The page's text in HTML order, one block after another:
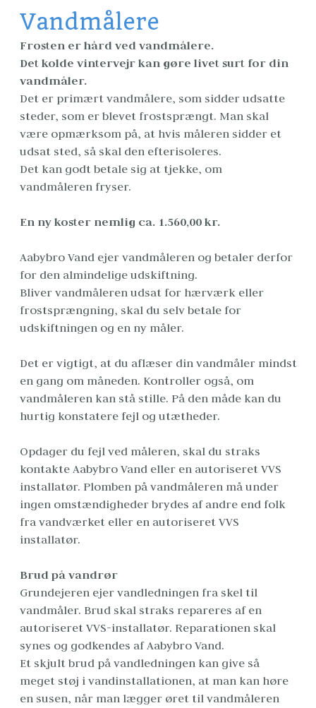
Vandmålere
Frosten er hård ved vandmålere.
Det kolde vintervejr kan gøre livet surt for din
vandmåler.
Det er primært vandmålere, som sidder udsatte
steder, som er blevet frostsprængt. Man skal
være opmærksom på, at hvis måleren sidder et
udsat sted, så skal den efterisoleres.
Det kan godt betale sig at tjekke, om
vandmåleren fryser.
En ny koster nemlig ca. 1.560,00 kr.
Aabybro Vand ejer vandmåleren og betaler derfor
for den almindelige udskiftning.
Bliver vandmåleren udsat for hærværk eller
frostsprængning, skal du selv betale for
udskiftningen og en ny måler.
Det er vigtigt, at du aflæser din vandmåler mindst
en gang om måneden. Kontroller også, om
vandmåleren kan stå stille. På den måde kan du
hurtig konstatere fejl og utætheder.
Opdager du fejl ved måleren, skal du straks
kontakte Aabybro Vand eller en autoriseret VVS
installatør. Plomben på vandmåleren må under
ingen omstændigheder brydes af andre end folk
fra vandværket eller en autoriseret VVS
installatør.
Brud på vandrør
Grundejeren ejer vandledningen fra skel til
vandmåler. Brud skal straks repareres af en
autoriseret VVS-installatør. Reparationen skal
synes og godkendes af Aabybro Vand.
Et skjult brud på vandledningen kan give så
meget støj i vandinstallationen, at man kan høre
en susen, når man lægger øret til vandmåleren